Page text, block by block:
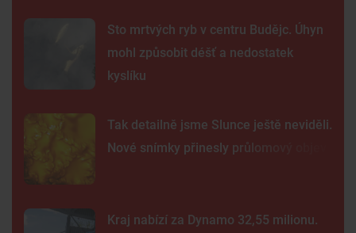
Sto mrtvých ryb v centru Budějc. Úhyn
mohl způsobit déšť a nedostatek
kyslíku
Tak detailně jsme Slunce ještě neviděli.
Nové snímky přinesly průlomový objev
Kraj nabízí za Dynamo 32,55 milionu.